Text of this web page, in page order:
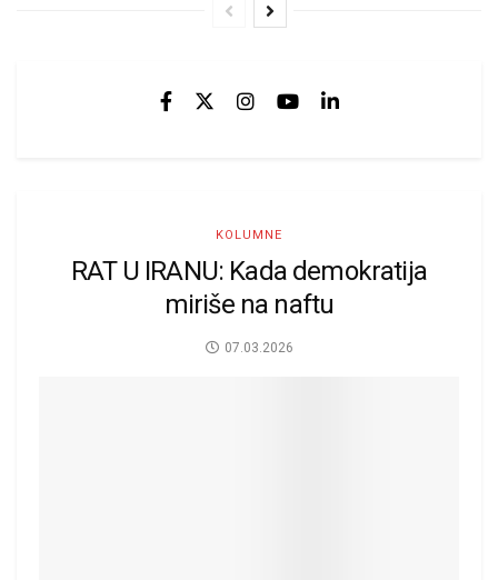
KOLUMNE
RAT U IRANU: Kada demokratija
miriše na naftu
07.03.2026